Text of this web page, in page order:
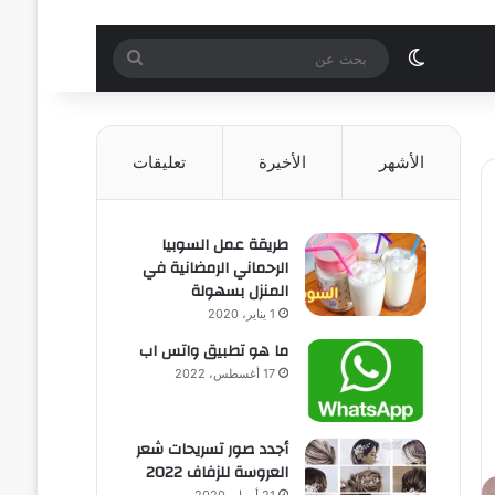
الوضع المظلم
بحث
عن
الأشهر الأخيرة تعليقات
طريقة عمل السوبيا
الرحماني الرمضانية في
المنزل بسهولة
1 يناير، 2020
ما هو تطبيق واتس اب
17 أغسطس، 2022
أجدد صور تسريحات شعر
العروسة للزفاف 2022